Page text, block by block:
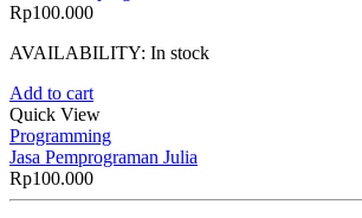
Rp100.000
AVAILABILITY: In stock
Add to cart
Quick View
Programming
Jasa Pemprograman Julia
Rp100.000